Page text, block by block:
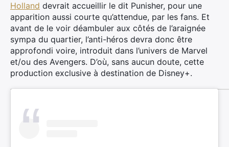
Holland devrait accueillir le dit Punisher, pour une
apparition aussi courte qu’attendue, par les fans. Et
avant de le voir déambuler aux côtés de l’araignée
sympa du quartier, l’anti-héros devra donc être
approfondi voire, introduit dans l’univers de Marvel
et/ou des Avengers. D’où, sans aucun doute, cette
production exclusive à destination de Disney+.